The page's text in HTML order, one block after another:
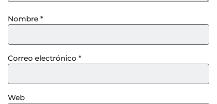
Nombre *
Correo electrónico *
Web